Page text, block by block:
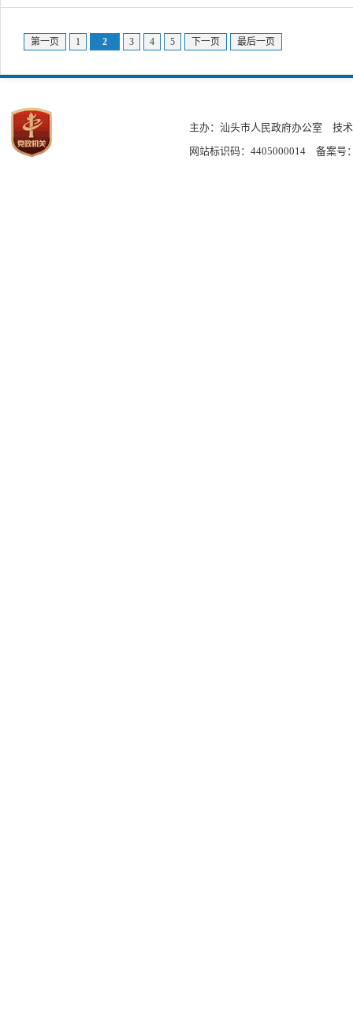
第一页 1 2 3 4 5 下一页 最后一页
主办：汕头市人民政府办公室
技
网站标识码：4405000014
备案号